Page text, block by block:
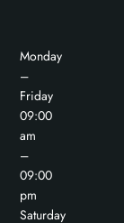
Monday
–
Friday
09:00
am
–
09:00
pm
Saturday